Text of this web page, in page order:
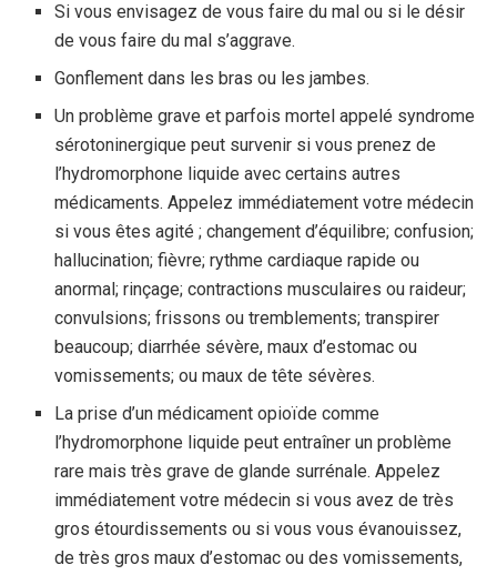
Si vous envisagez de vous faire du mal ou si le désir
de vous faire du mal s’aggrave.
Gonflement dans les bras ou les jambes.
Un problème grave et parfois mortel appelé syndrome
sérotoninergique peut survenir si vous prenez de
l’hydromorphone liquide avec certains autres
médicaments. Appelez immédiatement votre médecin
si vous êtes agité ; changement d’équilibre; confusion;
hallucination; fièvre; rythme cardiaque rapide ou
anormal; rinçage; contractions musculaires ou raideur;
convulsions; frissons ou tremblements; transpirer
beaucoup; diarrhée sévère, maux d’estomac ou
vomissements; ou maux de tête sévères.
La prise d’un médicament opioïde comme
l’hydromorphone liquide peut entraîner un problème
rare mais très grave de glande surrénale. Appelez
immédiatement votre médecin si vous avez de très
gros étourdissements ou si vous vous évanouissez,
de très gros maux d’estomac ou des vomissements,